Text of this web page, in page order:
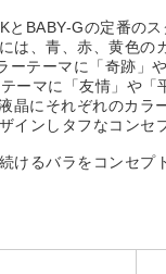
BABY-Gの定番のス
は、青、赤、黄色の
テーマに「奇跡」
ーマに「友情」や「
晶にそれぞれのカラ
インしタフなコンセ
けるバラをコンセプ